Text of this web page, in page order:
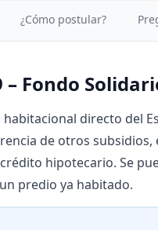
¿Cómo postular?
– Fondo
directo del
de otros
hipotecario. Se
predio ya habitado.